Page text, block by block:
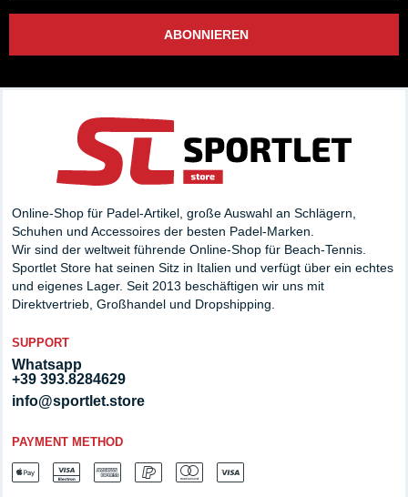
ABONNIEREN
Online-Shop für Padel-Artikel, große Auswahl an Schlägern,
Schuhen und Accessoires der besten Padel-Marken.
Wir sind der weltweit führende Online-Shop für Beach-Tennis.
Sportlet Store hat seinen Sitz in Italien und verfügt über ein echtes
und eigenes Lager. Seit 2013 beschäftigen wir uns mit
Direktvertrieb, Großhandel und Dropshipping.
SUPPORT
Whatsapp
+39 393.8284629
info@sportlet.store
PAYMENT METHOD